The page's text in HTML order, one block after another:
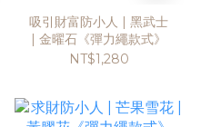
吸引財富防小人 | 黑武士
| 金曜石《彈力繩款式》
NT$1,280